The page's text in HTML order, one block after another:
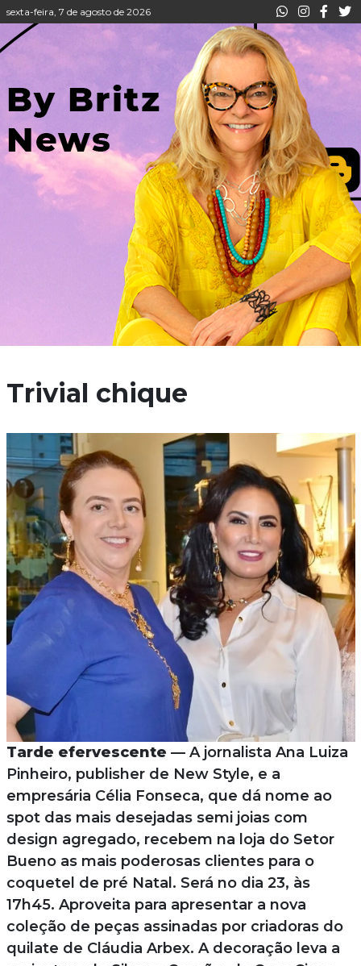
sexta-feira, 7 de agosto de 2026
Trivial chique
Tarde efervescente — A jornalista Ana Luiza
Pinheiro, publisher de New Style, e a
empresária Célia Fonseca, que dá nome ao
spot das mais desejadas semi joias com
design agregado, recebem na loja do Setor
Bueno as mais poderosas clientes para o
coquetel de pré Natal. Será no dia 23, às
17h45. Aproveita para apresentar a nova
coleção de peças assinadas por criadoras do
quilate de Cláudia Arbex. A decoração leva a